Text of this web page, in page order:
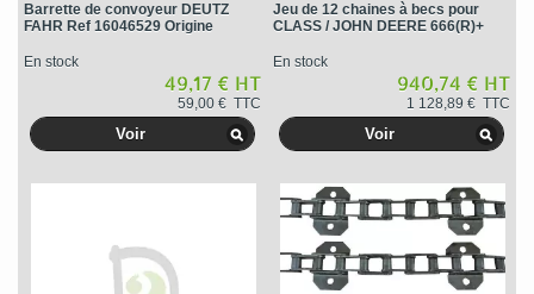
Barrette de convoyeur DEUTZ
FAHR Ref 16046529 Origine
En stock
49,17 € HT
59,00 € TTC
Voir
Jeu de 12 chaines à becs pour
CLASS / JOHN DEERE 666(R)+
En stock
940,74 € HT
1 128,89 € TTC
Voir